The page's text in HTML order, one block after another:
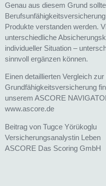
Genau aus diesem Grund
Produkte verstanden werden.
unterschiedliche
individueller Situation –
sinnvoll ergänzen können.
Einen detaillierten Vergleich
Grundfähigkeitsversicherung
unserem ASCORE
www.ascore.de
Beitrag von Tugce Yörükoglu
Versicherungsanalystin Leben
ASCORE Das Scoring GmbH